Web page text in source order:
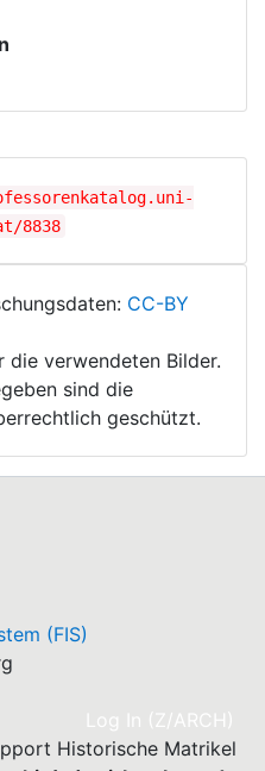
8838
CC-BY
verwendeten Bilder.
sind die
geschützt.
(FIS)
Log In (Z/ARCH)
Historische Matrikel